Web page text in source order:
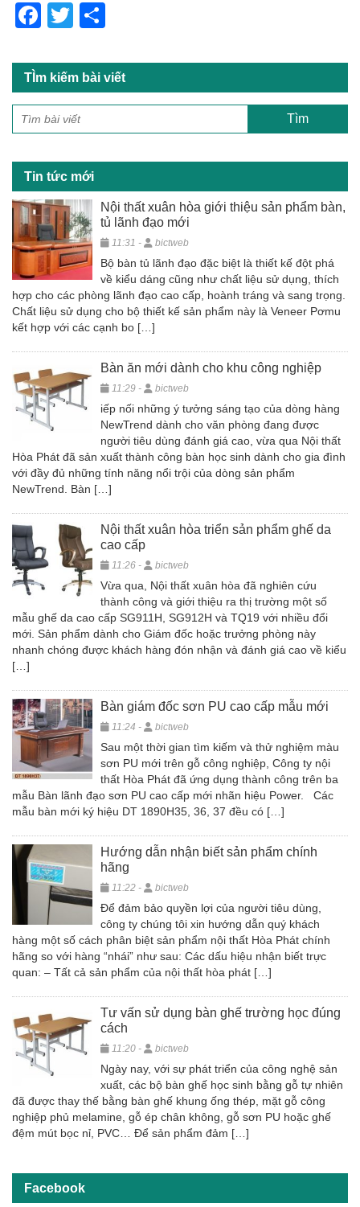
F
c
e
b
o
k
T
tt
er
ar
e
TÌm kiếm bài viết
Tin tức mới
Nội thất xuân hòa giới thiệu sản phẩm bàn,
tủ lãnh đạo mới
11:31 - bictweb
Bộ bàn tủ lãnh đạo đặc biệt là thiết kế đột phá
về kiểu dáng cũng như chất liệu sử dụng, thích
hợp cho các phòng lãnh đạo cao cấp, hoành tráng và sang trọng.
Chất liệu sử dụng cho bộ thiết kế sản phẩm này là Veneer Pơmu
kết hợp với các cạnh bo […]
Bàn ăn mới dành cho khu công nghiệp
11:29 - bictweb
iếp nối những ý tưởng sáng tạo của dòng hàng
NewTrend dành cho văn phòng đang được
người tiêu dùng đánh giá cao, vừa qua Nội thất
Hòa Phát đã sản xuất thành công bàn học sinh dành cho gia đình
với đầy đủ những tính năng nổi trội của dòng sản phẩm
NewTrend. Bàn […]
Nội thất xuân hòa triển sản phẩm ghế da
cao cấp
11:26 - bictweb
Vừa qua, Nội thất xuân hòa đã nghiên cứu
thành công và giới thiệu ra thị trường một số
mẫu ghế da cao cấp SG911H, SG912H và TQ19 với nhiều đổi
mới. Sản phẩm dành cho Giám đốc hoặc trưởng phòng này
nhanh chóng được khách hàng đón nhận và đánh giá cao về kiểu
[…]
Bàn giám đốc sơn PU cao cấp mẫu mới
11:24 - bictweb
Sau một thời gian tìm kiếm và thử nghiệm màu
sơn PU mới trên gỗ công nghiệp, Công ty nội
thất Hòa Phát đã ứng dụng thành công trên ba
mẫu Bàn lãnh đạo sơn PU cao cấp mới nhãn hiệu Power. Các
mẫu bàn mới ký hiệu DT 1890H35, 36, 37 đều có […]
Hướng dẫn nhận biết sản phẩm chính
hãng
11:22 - bictweb
Để đảm bảo quyền lợi của người tiêu dùng,
công ty chúng tôi xin hướng dẫn quý khách
hàng một số cách phân biệt sản phẩm nội thất Hòa Phát chính
hãng so với hàng “nhái” như sau: Các dấu hiệu nhận biết trực
quan: – Tất cả sản phẩm của nội thất hòa phát […]
Tư vấn sử dụng bàn ghế trường học đúng
cách
11:20 - bictweb
Ngày nay, với sự phát triển của công nghệ sản
xuất, các bộ bàn ghế học sinh bằng gỗ tự nhiên
đã được thay thế bằng bàn ghế khung ống thép, mặt gỗ công
nghiệp phủ melamine, gỗ ép chân không, gỗ sơn PU hoặc ghế
đệm mút bọc nỉ, PVC… Để sản phẩm đảm […]
Facebook